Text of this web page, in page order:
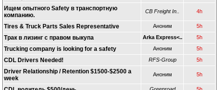
Ищем опытного Safety в транспортную
компанию.
CB Freight In.. 4h
Tires & Truck Parts Sales Representative Аноним 5h
Трак в лизинг с правом выкупа Arka Express<.. 5h
Trucking company is looking for a safety Аноним 5h
CDL Drivers Needed! RFS-Group 5h
Driver Relationship / Retention $1500-$2500 a
week
Аноним 5h